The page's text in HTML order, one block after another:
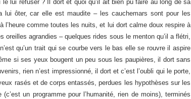
lui refuser ? Il dort et quoi qu’il ait bien pu faire au long de sa
lui ôter, car elle est maudite – les cauchemars sont pour les
comme toutes les nuits, et lui dort calme doux respire à
agrandies – quelques rides sous le menton qu’il a flétri,
qu’un trait qui se courbe vers le bas elle se rouvre il aspire
si ses yeux bougent un peu sous les paupières, il dort sans
rien n’est impressionné, il dort et c’est l’oubli qui le porte,
rasés et de corps entassés, perdues les hypothèses sur les
un programme pour l’humanité, rien de moins), terminés